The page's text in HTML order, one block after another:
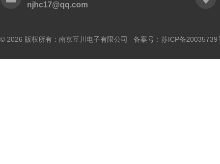
njhc17@qq.com
© 2026 版权所有：南京互川电子有限公司 备案号： 苏ICP备20035739